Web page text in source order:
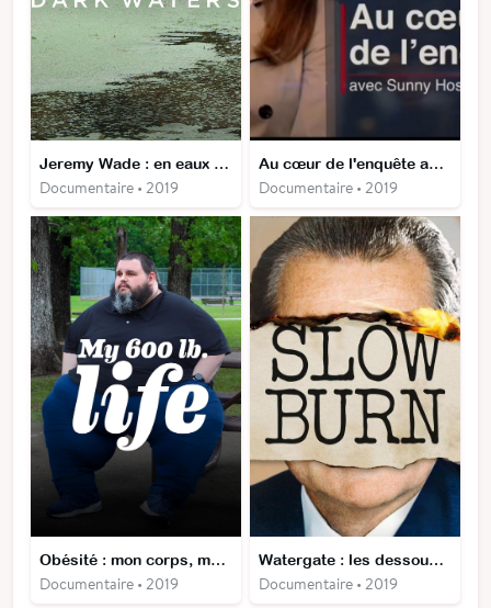
Jeremy Wade : en eaux troubles
Documentaire • 2019
Au cœur de l'enquête avec Sunny Hostin
Documentaire • 2019
Obésité : mon corps, ma prison
Documentaire • 2019
Watergate : les dessous du scandale
Documentaire • 2019